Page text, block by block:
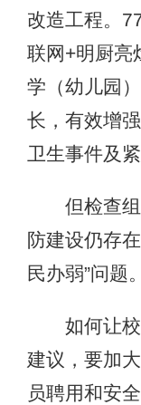
改造工程。
联网+明厨亮
学（幼儿园
长，有效增
卫生事件及
但检查组
防建设仍存
民办弱”问题。
如何让校
建议，要加
员聘用和安